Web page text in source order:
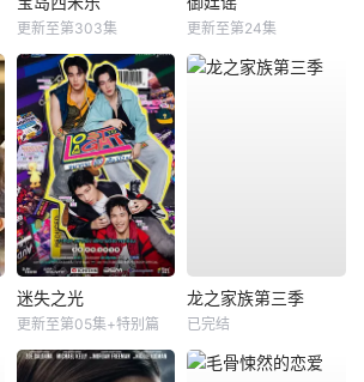
更新至第303集 更新至第24集
迷失之光
更新至第05集+特别篇
龙之家族第三季
已完结